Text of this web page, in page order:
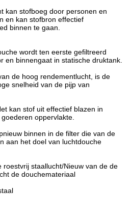
kan stofboeg door personen en
en kan stofbron effectief
binnen te gaan.
wordt ten eerste gefiltreerd
en binnengaat in statische druktank.
de hoog rendementlucht, is de
snelheid van de pijp van
kan stof uit effectief blazen in
oppervlakte.
binnen in de filter die van de
aan het doel van luchtdouche
roestvrij staallucht/Nieuw van de de
de douchemateriaal